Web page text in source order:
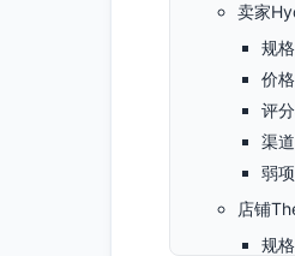
卖家
规
价
评
渠
弱
店铺
规